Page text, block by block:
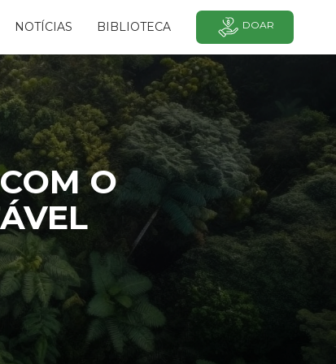
NOTÍCIAS BIBLIOTECA DOAR
O